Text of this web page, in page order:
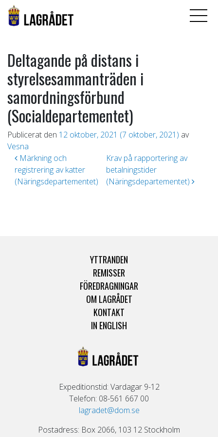
Deltagande på distans i
styrelsesammanträden i
samordningsförbund
(Socialdepartementet)
Publicerat den 12 oktober, 2021 (7 oktober, 2021) av
Vesna
Inläggsnavigering
Märkning och
registrering av katter
(Näringsdepartementet)
Krav på rapportering av
betalningstider
(Näringsdepartementet)
YTTRANDEN
REMISSER
FÖREDRAGNINGAR
OM LAGRÅDET
KONTAKT
IN ENGLISH
Expeditionstid: Vardagar 9-12
Telefon: 08-561 667 00
lagradet@dom.se
Postadress: Box 2066, 103 12 Stockholm